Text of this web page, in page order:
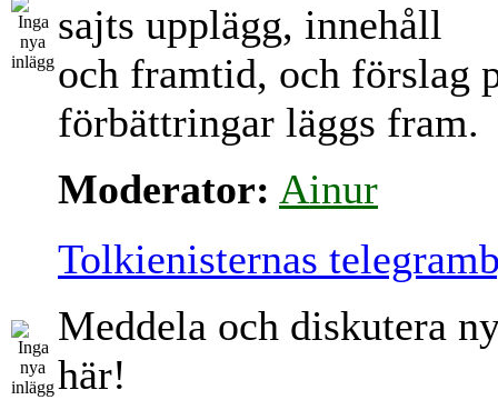
sajts upplägg, innehåll
och framtid, och förslag
förbättringar läggs fram.
Moderator: Ainur
Tolkienisternas
Meddela och diskutera
här!